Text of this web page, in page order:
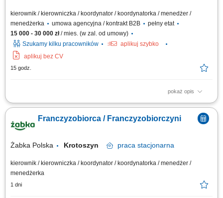
kierownik / kierowniczka / koordynator / koordynatorka / menedżer /
menedżerka
umowa agencyjna / kontrakt B2B
pełny etat
15 000 - 30 000 zł/ mies. (w zal. od umowy)
Szukamy kilku pracowników
aplikuj szybko
aplikuj bez CV
15 godz.
pokaż opis
Zakres działania: rozwijanie własnej działalności w branży marketingu
biznesowych i budowanie długofalowych relacji; sprzedaż usług takich
jak: strony internetowe, sklepy online, SEO/SEM, kampanie social media,
Franczyzobiorca / Franczyzobiorczyni
Żabka Polska Krotoszyn praca stacjonarna
kierownik / kierowniczka / koordynator / koordynatorka / menedżer /
menedżerka
1 dni